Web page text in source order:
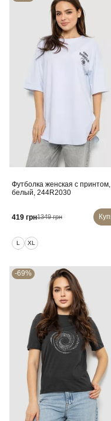
Футболка женская с
белый, 244R2030
419 грн1349 грн
L XL
-69%